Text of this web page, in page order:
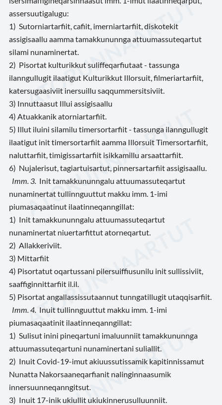
assersuutigalugu:
1) Sutorniartarfiit, cafiit, imerniartarfiit, diskotekit
assigisaallu aamma tamakkununnga attuumassuteqartut
silami nunaminertat.
2) Pisortat kulturikkut suliffeqarfiutaat - tassunga
ilanngullugit ilaatigut Kulturikkut Illorsuit, filmeriartarfiit,
katersugaasiviit inersuillu saqqummersitsiviit.
3) Innuttaasut Illui assigisaallu
4) Atuakkanik atorniartarfiit.
5) Illut iluini silamilu timersortarfiit - tassunga ilanngullugit
ilaatigut init timersortarfiit aamma Illorsuit Timersortarfiit,
naluttarfiit, timigissartarfiit isikkamillu arsaattarfiit.
6) Nujalerisut, tagiartuisartut, pinnersartarfiit assigisaallu.
Imm. 3. Init tamakkununngalu attuumassuteqartut
nunaminertat tullinnguuttut makku imm. 1-imi
piumasaqaatinut ilaatinneqanngillat:
1) Init tamakkununngalu attuumassuteqartut
nunaminertat niuertarfittut atorneqartut.
2) Allakkeriviit.
3) Mittarfiit
4) Pisortatut oqartussani pilersuiffiusunilu init sullissiviit,
saaffiginnittarfiit il.il.
5) Pisortat angallassissutaannut tunngatillugit utaqqisarfiit.
Imm. 4. Inuit tullinnguuttut makku imm. 1-imi
piumasaqaatinit ilaatinneqanngillat:
1) Sulisut inini pineqartuni imaluunniit tamakkununnga
attuumassuteqartuni nunaminertani suliallit.
2) Inuit Covid-19-imut akiuussutissamik kapitinnissamut
Nunatta Nakorsaaneqarfianit nalinginnaasumik
innersuunneqanngitsut.
3) Inuit 17-inik ukiullit ukiukinnerusulluunniit.